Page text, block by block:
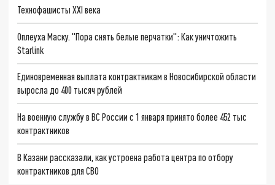
Технофашисты XXI века
Оплеуха Маску. "Пора снять белые перчатки": Как уничтожить
Starlink
Единовременная выплата контрактникам в Новосибирской области
выросла до 400 тысяч рублей
На военную службу в ВС России с 1 января принято более 452 тыс
контрактников
В Казани рассказали, как устроена работа центра по отбору
контрактников для СВО